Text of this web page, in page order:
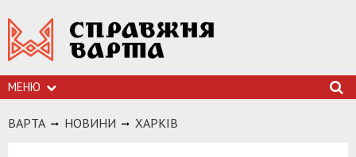
МЕНЮ
ВАРТА НОВИНИ ХАРКIВ